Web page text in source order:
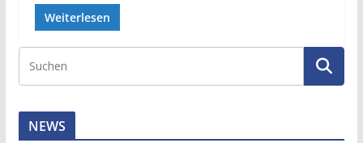
Weiterlesen
NEWS